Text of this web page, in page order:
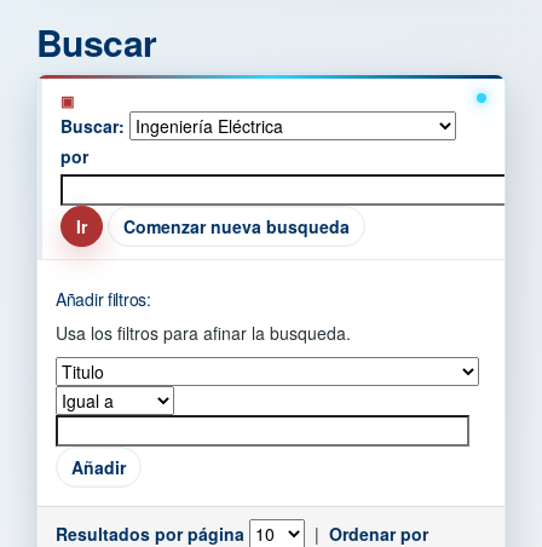
Buscar
Buscar:
por
Comenzar nueva busqueda
Añadir filtros:
Usa los filtros para afinar la busqueda.
Resultados por página | Ordenar por